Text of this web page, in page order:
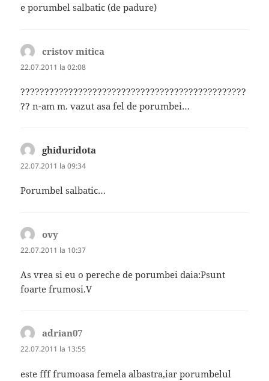
e porumbel salbatic (de padure)
cristov mitica
22.07.2011 la 02:08
???????????????????????????????????????????????
?? n-am m. vazut asa fel de porumbei…
ghiduridota
22.07.2011 la 09:34
Porumbel salbatic…
ovy
22.07.2011 la 10:37
As vrea si eu o pereche de porumbei daia:Psunt
foarte frumosi.V
adrian07
22.07.2011 la 13:55
este fff frumoasa femela albastra,iar porumbelul